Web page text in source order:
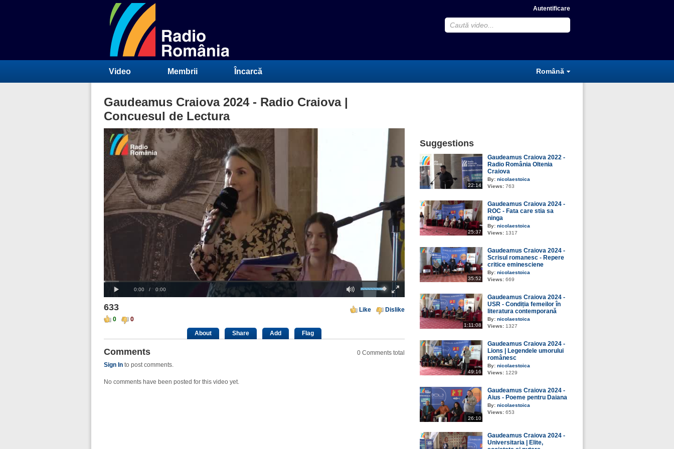
Autentificare
Video Membrii Încarcă Română
Gaudeamus Craiova 2024 - Radio Craiova |
Concuesul de Lectura
Current
0:00 / Duration
0:00
Loaded : 0%
Progress:
0%
00:00
00:00
633
0 0
Like Dislike
About Share Add Flag
Comments 0 Comments total
Sign In to post comments.
No comments have been posted for this video yet.
Suggestions
22:14
Gaudeamus Craiova 2022 -
Radio România Oltenia
Craiova
By: nicolaestoica
Views: 763
25:37
Gaudeamus Craiova 2024 -
ROC - Fata care stia sa
ninga
By: nicolaestoica
Views: 1317
35:52
Gaudeamus Craiova 2024 -
Scrisul romanesc - Repere
critice eminesciene
By: nicolaestoica
Views: 669
1:11:08
Gaudeamus Craiova 2024 -
USR - Condiția femeilor în
literatura contemporană
By: nicolaestoica
Views: 1327
49:16
Gaudeamus Craiova 2024 -
Lions | Legendele umorului
românesc
By: nicolaestoica
Views: 1229
26:10
Gaudeamus Craiova 2024 -
Aius - Poeme pentru Daiana
By: nicolaestoica
Views: 653
Gaudeamus Craiova 2024 -
Universitaria | Elite,